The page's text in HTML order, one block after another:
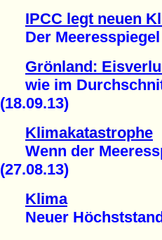
IPCC legt neuen
Der Meeresspiegel
Grönland:
wie im
(18.09.13)
Klimakatastrophe
Wenn der
(27.08.13)
Klima
Neuer